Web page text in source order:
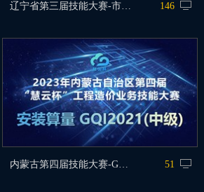
146
辽宁省第三届技能大赛-市政专业
51
内蒙古第四届技能大赛-GQI2021中级